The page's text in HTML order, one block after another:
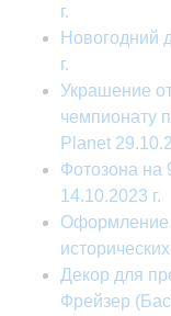
г.
Новогодний
г.
Украшение
чемпионату
Planet
Фотозона на
14.10.2023 г.
Оформление
Декор для
Фрейзер